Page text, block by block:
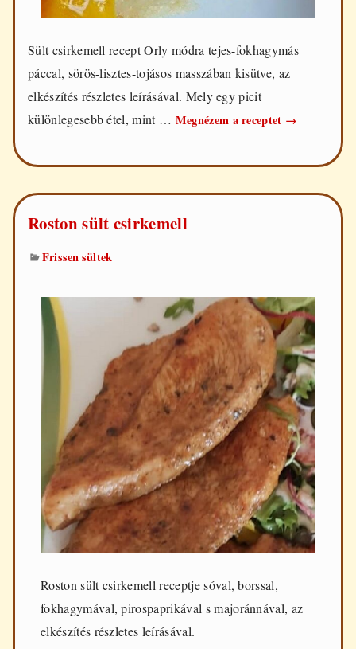
Sült csirkemell recept Orly módra tejes-fokhagymás
páccal, sörös-lisztes-tojásos masszában kisütve, az
elkészítés részletes leírásával. Mely egy picit
különlegesebb étel, mint … Megnézem a receptet Csirkemell
→
Roston sült csirkemell
Frissen sültek
Roston sült csirkemell receptje sóval, borssal,
fokhagymával, pirospaprikával s majoránnával, az
elkészítés részletes leírásával.